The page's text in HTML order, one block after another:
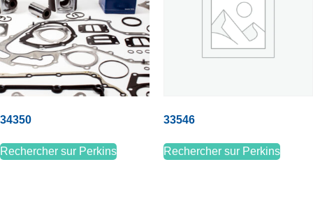
34350
Rechercher sur Perkins
33546
Rechercher sur Perkins